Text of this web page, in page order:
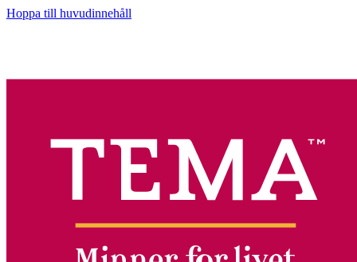
Hoppa till huvudinnehåll